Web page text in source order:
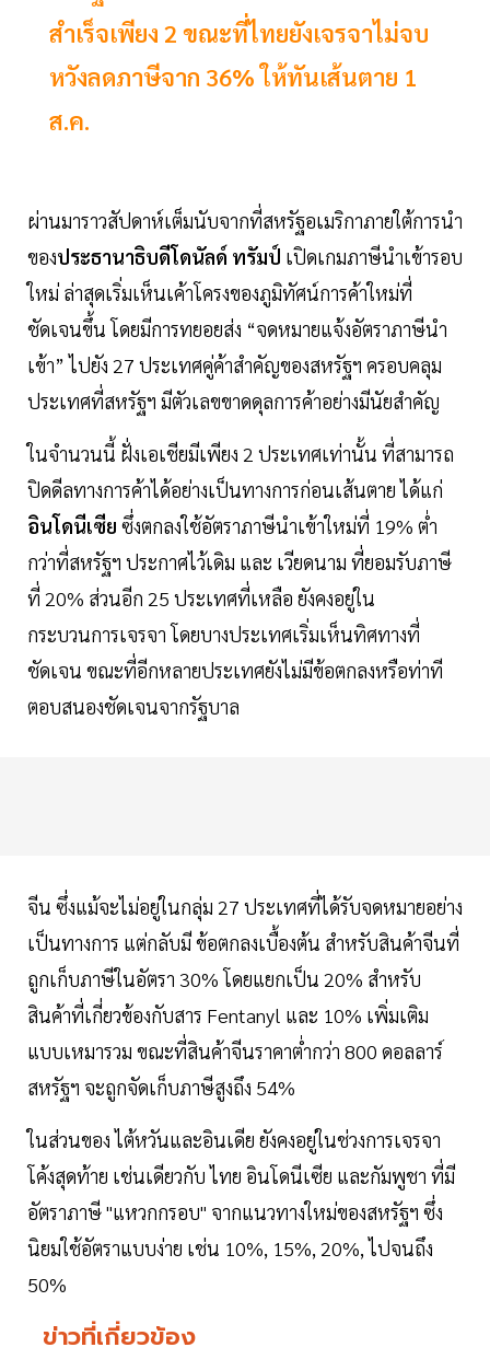
สำเร็จเพียง 2 ขณะที่ไทยยังเจรจาไม่จบ
หวังลดภาษีจาก 36% ให้ทันเส้นตาย 1
ส.ค.
ผ่านมาราวสัปดาห์เต็มนับจากที่สหรัฐอเมริกาภายใต้การนำ
ของประธานาธิบดีโดนัลด์ ทรัมป์ เปิดเกมภาษีนำเข้ารอบ
ใหม่ ล่าสุดเริ่มเห็นเค้าโครงของภูมิทัศน์การค้าใหม่ที่
ชัดเจนขึ้น โดยมีการทยอยส่ง “จดหมายแจ้งอัตราภาษีนำ
เข้า” ไปยัง 27 ประเทศคู่ค้าสำคัญของสหรัฐฯ ครอบคลุม
ประเทศที่สหรัฐฯ มีตัวเลขขาดดุลการค้าอย่างมีนัยสำคัญ
ในจำนวนนี้ ฝั่งเอเชียมีเพียง 2 ประเทศเท่านั้น ที่สามารถ
ปิดดีลทางการค้าได้อย่างเป็นทางการก่อนเส้นตาย ได้แก่
อินโดนีเซีย ซึ่งตกลงใช้อัตราภาษีนำเข้าใหม่ที่ 19% ต่ำ
กว่าที่สหรัฐฯ ประกาศไว้เดิม และ เวียดนาม ที่ยอมรับภาษี
ที่ 20% ส่วนอีก 25 ประเทศที่เหลือ ยังคงอยู่ใน
กระบวนการเจรจา โดยบางประเทศเริ่มเห็นทิศทางที่
ชัดเจน ขณะที่อีกหลายประเทศยังไม่มีข้อตกลงหรือท่าที
ตอบสนองชัดเจนจากรัฐบาล
จีน ซึ่งแม้จะไม่อยู่ในกลุ่ม 27 ประเทศที่ได้รับจดหมายอย่าง
เป็นทางการ แต่กลับมี ข้อตกลงเบื้องต้น สำหรับสินค้าจีนที่
ถูกเก็บภาษีในอัตรา 30% โดยแยกเป็น 20% สำหรับ
สินค้าที่เกี่ยวข้องกับสาร Fentanyl และ 10% เพิ่มเติม
แบบเหมารวม ขณะที่สินค้าจีนราคาต่ำกว่า 800 ดอลลาร์
สหรัฐฯ จะถูกจัดเก็บภาษีสูงถึง 54%
ในส่วนของ ไต้หวันและอินเดีย ยังคงอยู่ในช่วงการเจรจา
โค้งสุดท้าย เช่นเดียวกับ ไทย อินโดนีเซีย และกัมพูชา ที่มี
อัตราภาษี "แหวกกรอบ" จากแนวทางใหม่ของสหรัฐฯ ซึ่ง
นิยมใช้อัตราแบบง่าย เช่น 10%, 15%, 20%, ไปจนถึง
50%
ข่าวที่เกี่ยวข้อง